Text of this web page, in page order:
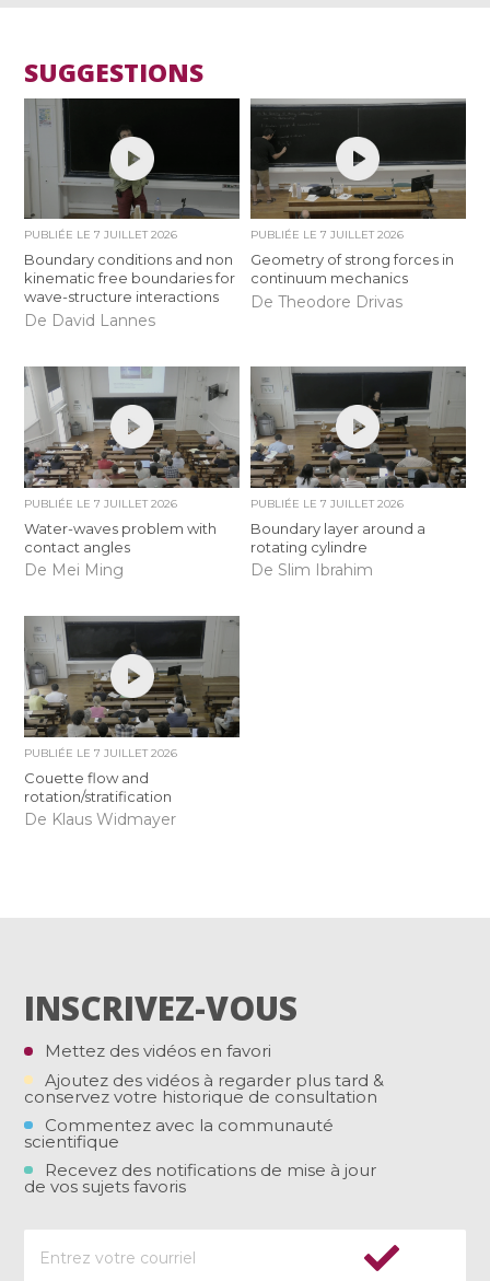
SUGGESTIONS
PUBLIÉE LE7 JUILLET 2026
Boundary conditions and non
kinematic free boundaries for
wave-structure interactions
De David Lannes
PUBLIÉE LE 7 JUILLET 2026
Geometry of strong forces in
continuum mechanics
De Theodore Drivas
PUBLIÉE LE7 JUILLET 2026
Water-waves problem with
contact angles
De Mei Ming
PUBLIÉE LE 7 JUILLET 2026
Boundary layer around a
rotating cylindre
De Slim Ibrahim
PUBLIÉE LE7 JUILLET 2026
Couette flow and
rotation/stratification
De Klaus Widmayer
INSCRIVEZ-VOUS
Mettez des vidéos en favori
Ajoutez des vidéos à regarder plus tard &
conservez votre historique de consultation
Commentez avec la communauté
scientifique
Recevez des notifications de mise à jour
de vos sujets favoris